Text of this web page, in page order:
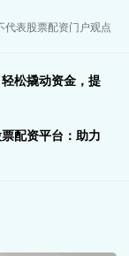
代表股票配资门户观点
松撬动资金，提
配资平台：助力